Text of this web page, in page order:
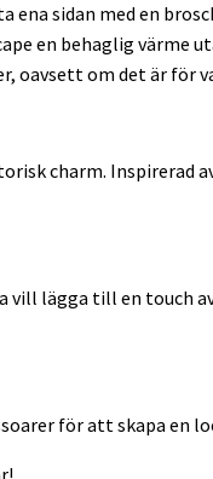
sidan med en
en behaglig värme
oavsett om det är för
charm. Inspirerad
lägga till en touch
för att skapa en